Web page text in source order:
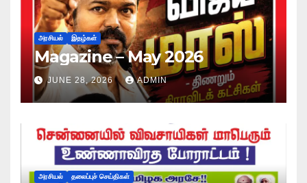
அரசியல் இதழ்கள்
Magazine – May 2026
JUNE 28, 2026 ADMIN
அரசியல் தலைப்புச் செய்திகள்